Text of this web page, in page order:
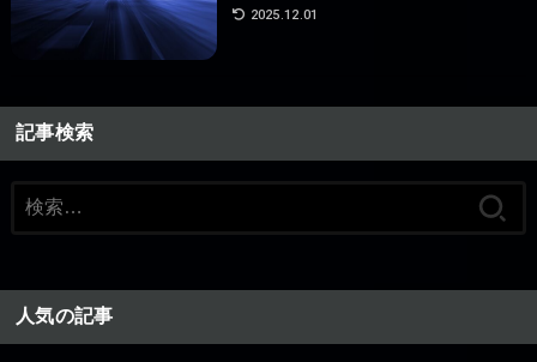
2025.12.01
記事検索
人気の記事